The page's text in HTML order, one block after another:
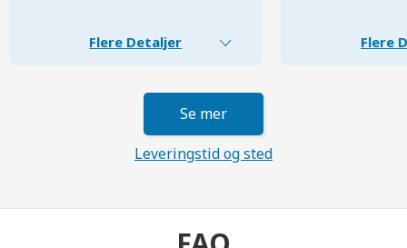
Flere Detaljer Flere
Se mer
Leveringstid og sted